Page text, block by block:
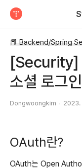
📕 Backend/Spring
[Security]
소셜 로그
Dongwoongkim 2023.
OAuth란?
OAuth는 Open